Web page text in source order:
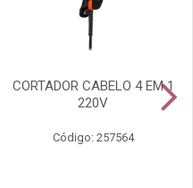
CORTADOR CABELO 4 EM 1
220V
Código: 257564